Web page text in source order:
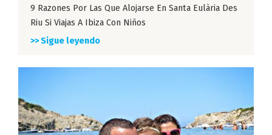
9 Razones Por Las Que Alojarse En Santa Eulària Des
Riu Si Viajas A Ibiza Con Niños
>> Sigue leyendo